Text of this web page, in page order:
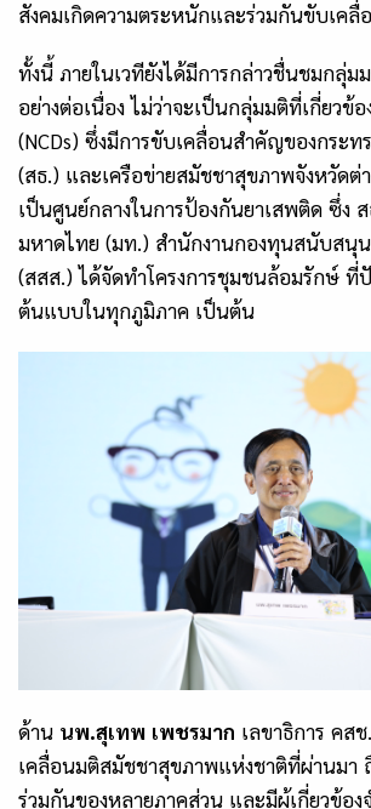
สังคมเกิดความตระหนักและร่วมกันขับเคลื่
ทั้งนี้ ภายในเวทียังได้มีการกล่าวชื่นชมกลุ่
อย่างต่อเนื่อง ไม่ว่าจะเป็นกลุ่มมติที่เกี่ยวข้
(NCDs) ซึ่งมีการขับเคลื่อนสำคัญของกระท
(สธ.) และเครือข่ายสมัชชาสุขภาพจังหวัด
เป็นศูนย์กลางในการป้องกันยาเสพติด ซึ่ง ส
มหาดไทย (มท.) สำนักงานกองทุนสนับสนุน
(สสส.) ได้จัดทำโครงการชุมชนล้อมรักษ์
ต้นแบบในทุกภูมิภาค เป็นต้น
ด้าน นพ.สุเทพ เพชรมาก เลขาธิการ คส
เคลื่อนมติสมัชชาสุขภาพแห่งชาติที่ผ่านมา
ร่วมกันของหลายภาคส่วน และมีผู้เกี่ยวข้อง